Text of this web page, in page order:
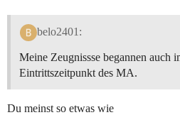
belo2401:
Meine Zeugnissse begannen auch
Eintrittszeitpunkt des MA.
Du meinst so etwas wie